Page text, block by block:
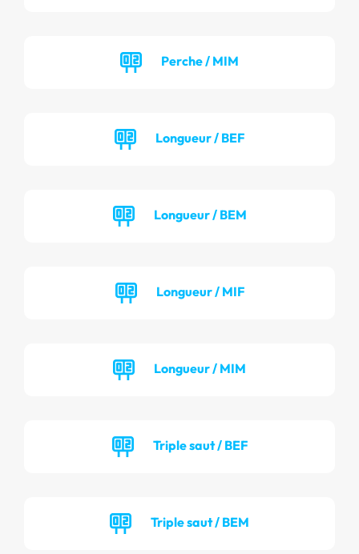
Perche / MIM
Longueur / BEF
Longueur / BEM
Longueur / MIF
Longueur / MIM
Triple saut / BEF
Triple saut / BEM